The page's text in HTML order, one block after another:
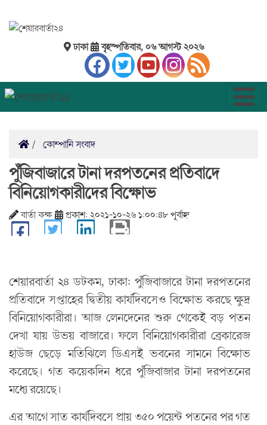
ঢাকা বৃহস্পতিবার, ০৬ আগস্ট ২০২৬
কোম্পানি সংবাদ
পুঁজিবাজারে টানা দরপতনের প্রতিবাদে
বিনিয়োগকারীদের বিক্ষোভ
বার্তা কক্ষ প্রকাশ: ২০২১-১০-২৬ ১:০০:৪৮ পূর্বাহ্ন
শেয়ারবার্তা ২৪ ডটকম, ঢাকা: পুঁজিবাজারে টানা দরপতনের
প্রতিবাদে সপ্তাহের দ্বিতীয় কার্যদিবসেও বিক্ষোভ করছে ক্ষুদ্র
বিনিয়োগকারীরা। আজ লেনদেনের শুরু থেকেই বড় পতন
দেখা যায় উভয় বাজারে। ফলে বিনিয়োগকারীরা ব্রেকারেজ
হাউজ ছেড়ে মতিঝিলে ডিএসই ভবনের সামনে বিক্ষোভ
করেছে। গত কয়েকদিন ধরে পুঁজিবাজার টানা দরপতনের
মধ্যে রয়েছে।
এর আগে সাত কার্যদিবসে প্রায় ৩৫০ পয়েন্ট পতনের পর গত